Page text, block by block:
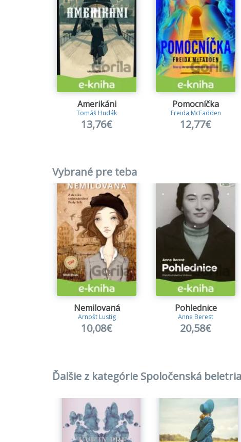
Amerikáni
Tomáš Hudák
13,76€
Pomocníčka
Freida McFadden
12,77€
Vybrané pre teba
Nemilovaná
Arnošt Lustig
10,08€
Pohlednice
Anne Berest
20,58€
Ďalšie z kategórie Spoločenská beletria